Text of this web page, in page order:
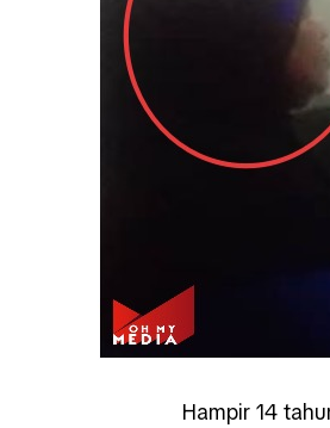
Hampir 14